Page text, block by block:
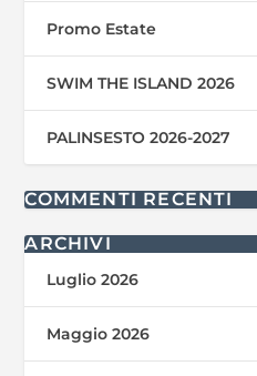
Promo Estate
SWIM THE ISLAND 2026
PALINSESTO 2026-2027
COMMENTI RECENTI
ARCHIVI
Luglio 2026
Maggio 2026